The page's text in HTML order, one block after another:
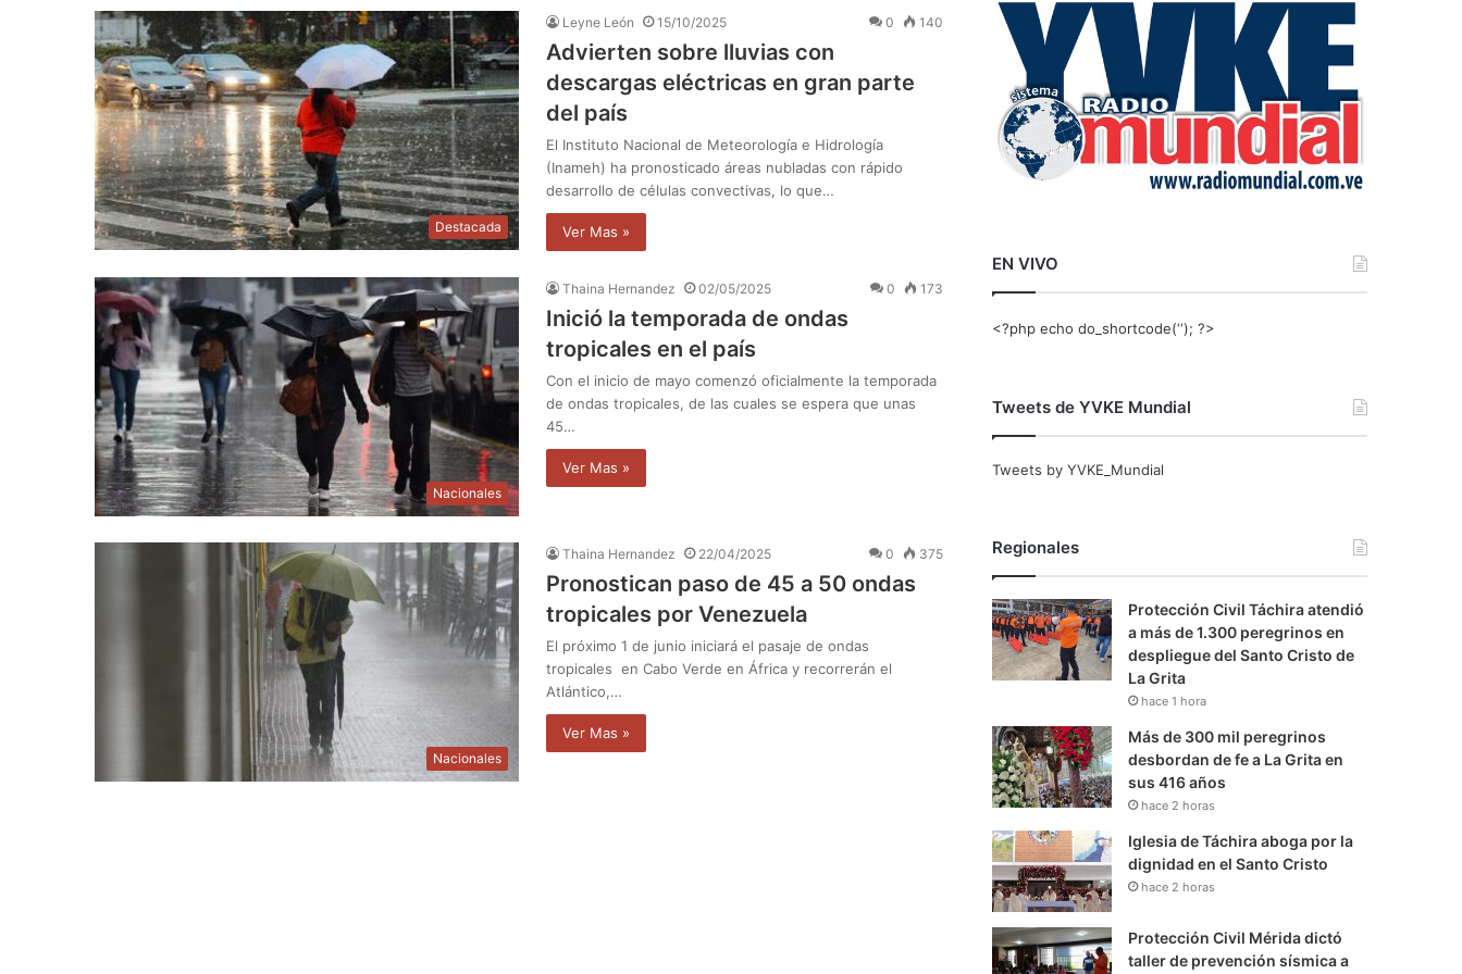
Destacada
Leyne León 15/10/2025 0 140
Advierten sobre lluvias con
descargas eléctricas en gran parte
del país
El Instituto Nacional de Meteorología e Hidrología
(Inameh) ha pronosticado áreas nubladas con rápido
desarrollo de células convectivas, lo que…
Ver Mas »
Nacionales
Thaina Hernandez 02/05/2025 0 173
Inició la temporada de ondas
tropicales en el país
Con el inicio de mayo comenzó oficialmente la temporada
de ondas tropicales, de las cuales se espera que unas
45…
Ver Mas »
Nacionales
Thaina Hernandez 22/04/2025 0 375
Pronostican paso de 45 a 50 ondas
tropicales por Venezuela
El próximo 1 de junio iniciará el pasaje de ondas
tropicales en Cabo Verde en África y recorrerán el
Atlántico,…
Ver Mas »
r
EN VIVO
<?php echo do_shortcode(‘‘); ?>
Tweets de YVKE Mundial
Tweets by YVKE_Mundial
Regionales
Protección Civil Táchira atendió
a más de 1.300 peregrinos en
despliegue del Santo Cristo de
La Grita
hace 1 hora
Más de 300 mil peregrinos
desbordan de fe a La Grita en
sus 416 años
hace 2 horas
Iglesia de Táchira aboga por la
dignidad en el Santo Cristo
hace 2 horas
Protección Civil Mérida dictó
taller de prevención sísmica a